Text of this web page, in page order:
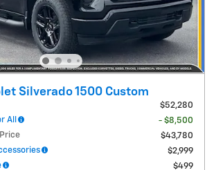
Silverado 1500 Custom
$52,280
All
- $8,500
$43,780
$2,999
$499